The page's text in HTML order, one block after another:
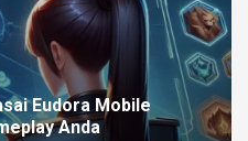
Eudora Mobile
Anda